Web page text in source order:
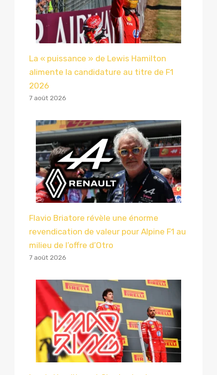
La « puissance » de Lewis Hamilton
alimente la candidature au titre de F1
2026
7 août 2026
Flavio Briatore révèle une énorme
revendication de valeur pour Alpine F1 au
milieu de l’offre d’Otro
7 août 2026